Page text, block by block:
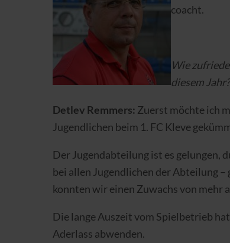
coacht.
Wie
diesem Jahr?
Detlev Remmers: Zuerst möchte ich
Jugendlichen beim 1. FC Kleve
Der Jugendabteilung ist es
bei allen Jugendlichen der Abteilung
konnten wir einen Zuwachs von mehr
Die lange Auszeit vom Spielbetrieb
Aderlass abwenden.